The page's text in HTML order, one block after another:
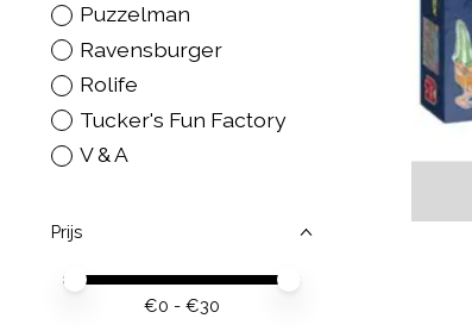
Puzzelman
Ravensburger
Rolife
Tucker's Fun Factory
V & A
Prijs
Minimale prijswaarde
Price maximum value
€0 - €30